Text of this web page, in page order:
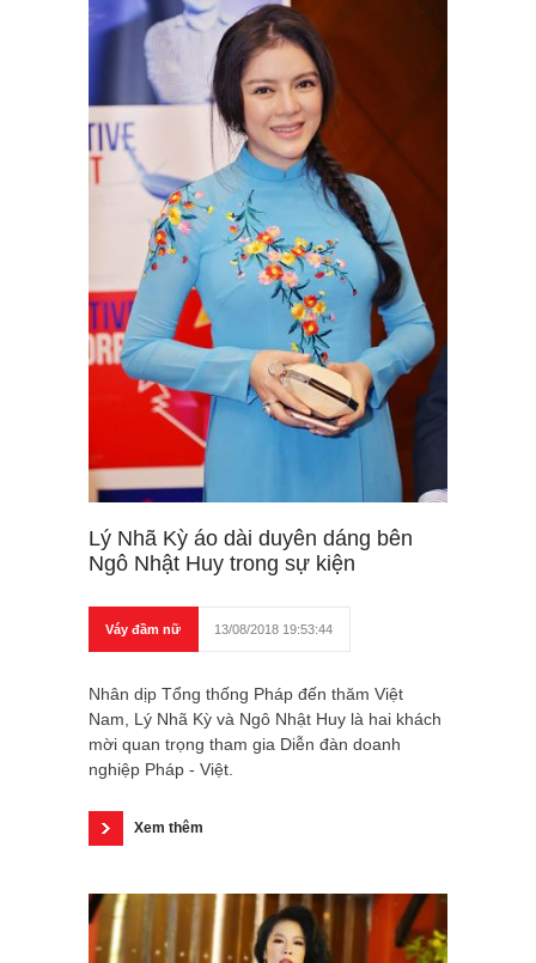
Lý Nhã Kỳ áo dài duyên dáng bên
Ngô Nhật Huy trong sự kiện
Váy đầm nữ 13/08/2018 19:53:44
Nhân dịp Tổng thống Pháp đến thăm Việt
Nam, Lý Nhã Kỳ và Ngô Nhật Huy là hai khách
mời quan trọng tham gia Diễn đàn doanh
nghiệp Pháp - Việt.
Xem thêm